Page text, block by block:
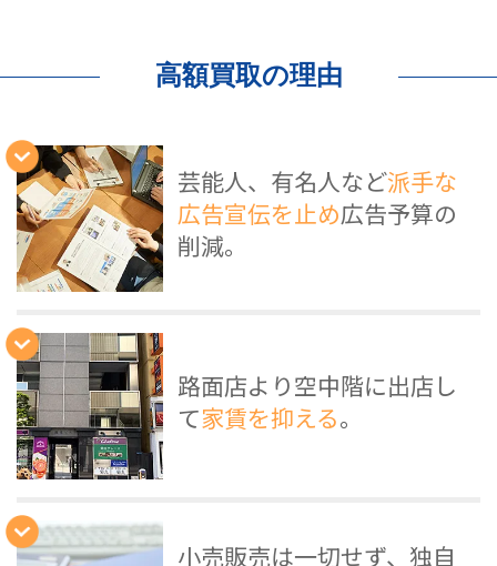
高額買取の理由
芸能人、有名人など派手な
広告宣伝を止め広告予算の
削減。
路面店より空中階に出店し
て家賃を抑える。
小売販売は一切せず、独自